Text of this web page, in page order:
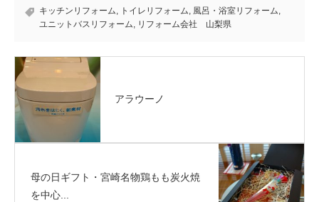
キッチンリフォーム, トイレリフォーム, 風呂・浴室リフォーム,
ユニットバスリフォーム, リフォーム会社 山梨県
アラウーノ
母の日ギフト・宮崎名物鶏もも炭火焼
を中心...